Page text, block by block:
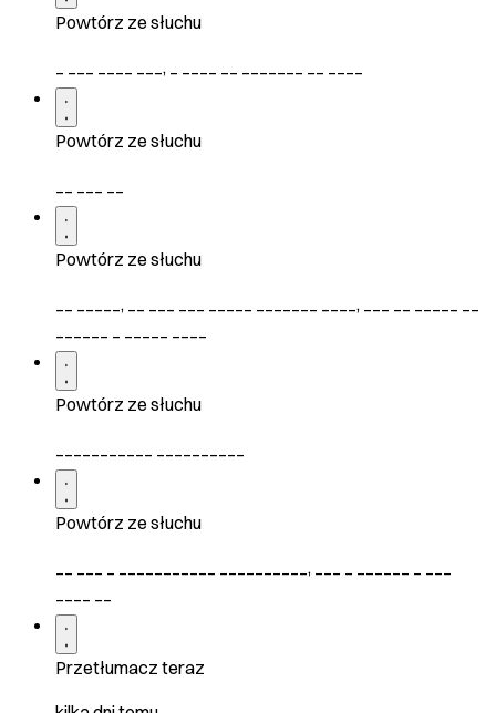
Powtórz ze słuchu
_ ___ ____ ___, _ ____ __ _______ __ ____
Powtórz ze słuchu
Powtórz ze słuchu
__ _____, __ ___ ___ _____ _______ ____, ___ __ _____ __
Powtórz ze słuchu
Powtórz ze słuchu
__ ___ _ ___________ __________, ___ _ ______ _ ___
Przetłumacz teraz